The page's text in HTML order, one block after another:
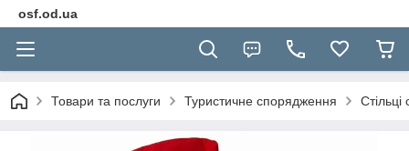
osf.od.ua
Товари та послуги Туристичне спорядження